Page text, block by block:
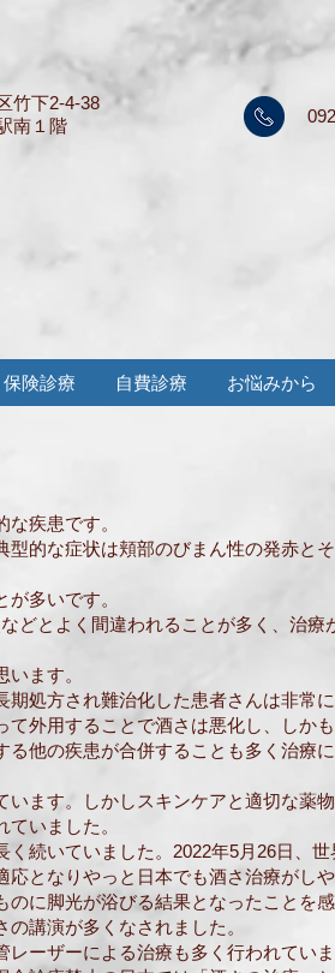
竹下2-4-38
南１階
保険診療 自費診療 お悩みから
疾患です。
的な症状は頬部のびまん性の発赤と
多いです。
どとよく間違われることが多く、治
ます。
処方され難治化した患者さんは非常
外用することで酒さは悪化し、しか
他の疾患が合併することも多く治療
ます。しかしスキンケアと適切な薬
いました。
続いていました。2022年5月26日、
となりやっと日本でも酒さ治療がし
に脚光が浴びる結果となったことを
講演が多くなされました。
ーザーによる治療も多く行われてい